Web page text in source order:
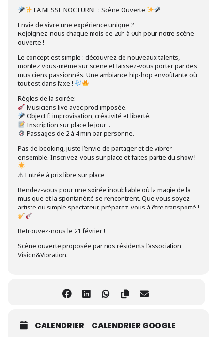
LA MESSE NOCTURNE : Scène Ouverte
Envie de vivre une expérience unique ?
Rejoignez-nous chaque mois de 20h à 00h pour notre scène
ouverte !
Le concept est simple : découvrez de nouveaux talents,
montez vous-même sur scène et laissez-vous porter par des
musiciens passionnés. Une ambiance hip-hop envoûtante où
tout est dans l’axe !
Règles de la soirée:
Musiciens live avec prod imposée.
Objectif: improvisation, créativité et liberté.
Inscription sur place le jour J.
Passages de 2 à 4 min par personne.
Pas de booking, juste l’envie de partager et de vibrer
ensemble. Inscrivez-vous sur place et faites partie du show !
⚠ Entrée à prix libre sur place
Rendez-vous pour une soirée inoubliable où la magie de la
musique et la spontanéité se rencontrent. Que vous soyez
artiste ou simple spectateur, préparez-vous à être transporté !
Retrouvez-nous le 21 février !
Scène ouverte proposée par nos résidents l’association
Vision&Vibration.
CALENDRIER CALENDRIER GOOGLE